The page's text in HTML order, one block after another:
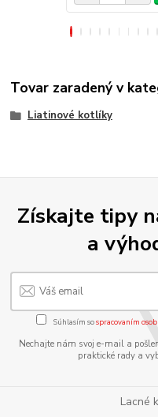
Tovar zaradený v
Liatinové kotlíky
Získajte tipy
a
Súhlasím sospracovaním
Nechajte nám svoj e-mail a
praktické rady a
Lacné